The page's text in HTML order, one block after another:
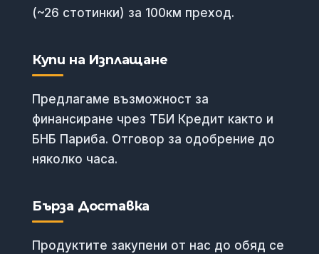
(~26 стотинки) за 100км преход.
Купи на Изплащане
Предлагаме възможност за
финансиране чрез ТБИ Кредит както и
БНБ Париба. Отговор за одобрение до
няколко часа.
Бърза Доставка
Продуктите закупени от нас до обяд се